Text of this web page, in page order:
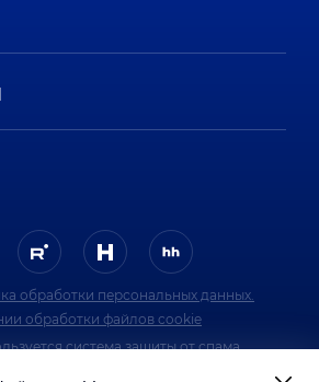
обработки персональных данных.
обработки файлов cookie
система защиты от спама.